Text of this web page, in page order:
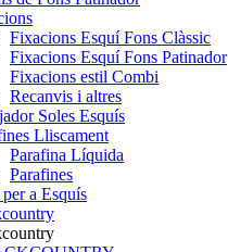
Fixacions Esquí Fons Clàssic
Fixacions Esquí Fons Patinador
Fixacions estil Combi
Recanvis i altres
Soles Esquís
Lliscament
Parafina Líquida
Parafines
a Esquís